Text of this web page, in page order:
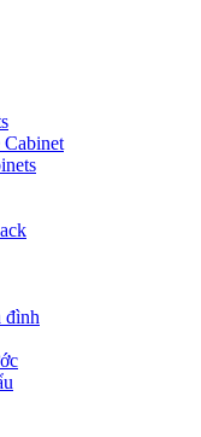
đình